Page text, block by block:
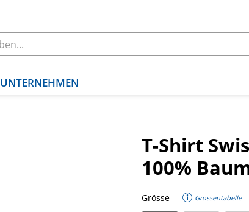
UNTERNEHMEN
T-Shirt
100%
Grösse Grössentabelle